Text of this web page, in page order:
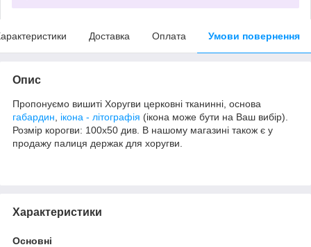
Доставка Оплата Умови повернення
Опис
Пропонуємо вишиті Хоругви церковні тканинні, основа
габардин
ікона - літографія (ікона може бути на Ваш вибір).
Розмір корогви: 100х50 див. В нашому магазині також є у
продажу палиця держак для хоругви.
Характеристики
Основні